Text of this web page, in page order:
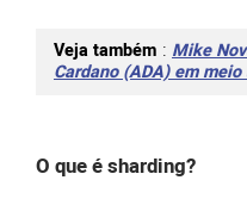
Veja também : Mike
Cardano (ADA) em
O que é sharding?